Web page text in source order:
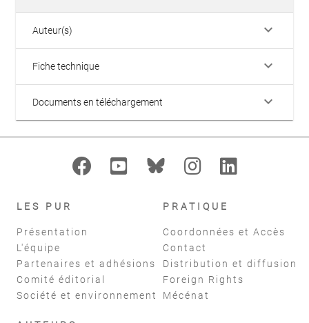
Auteur(s) keyboard_arrow_down
Fiche technique keyboard_arrow_down
Documents en téléchargement keyboard_arrow_down
LES PUR
Présentation
L'équipe
Partenaires et adhésions
Comité éditorial
Société et environnement
PRATIQUE
Coordonnées et Accès
Contact
Distribution et diffusion
Foreign Rights
Mécénat